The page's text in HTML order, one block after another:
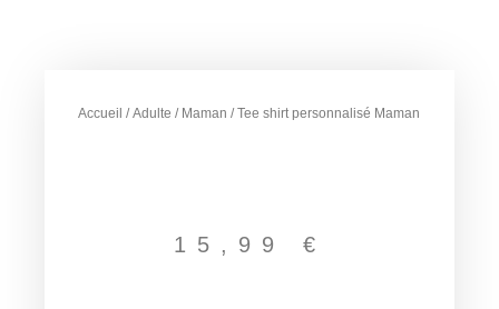
Accueil /Adulte / Maman / Tee shirt personnalisé Maman
15,99 €